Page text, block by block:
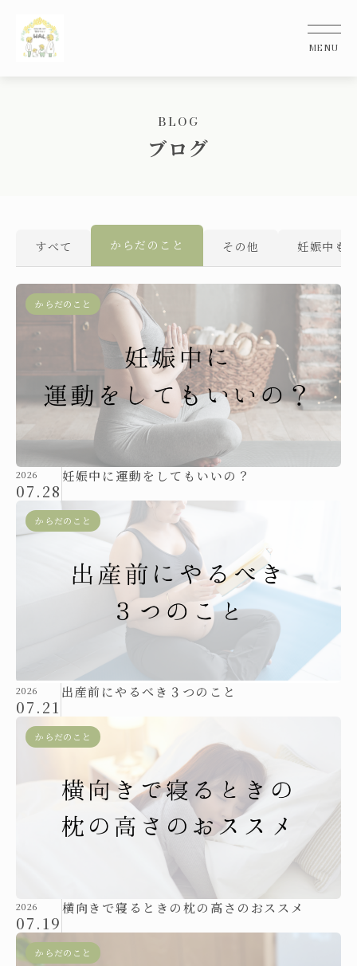
BLOG
ブログ
すべて からだのこと その他 妊娠中も
からだのこと
2026
07.28
妊娠中に運動をしてもいいの？
からだのこと
2026
07.21
出産前にやるべき３つのこと
からだのこと
2026
07.19
横向きで寝るときの枕の高さのおススメ
からだのこと